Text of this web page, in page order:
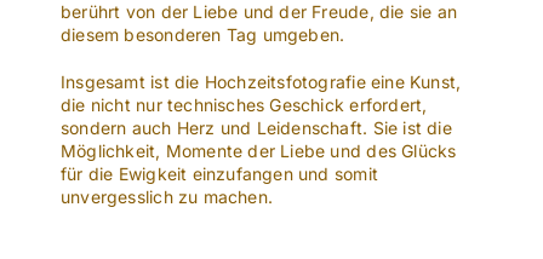
berührt von der Liebe und der Freude, die sie an
diesem besonderen Tag umgeben.
Insgesamt ist die Hochzeitsfotografie eine Kunst,
die nicht nur technisches Geschick erfordert,
sondern auch Herz und Leidenschaft. Sie ist die
Möglichkeit, Momente der Liebe und des Glücks
für die Ewigkeit einzufangen und somit
unvergesslich zu machen.